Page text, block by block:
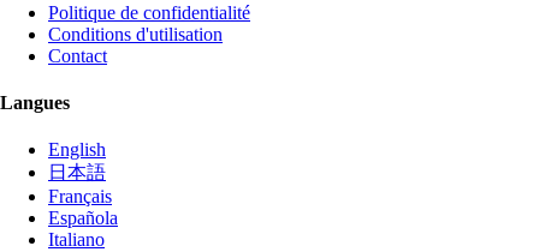
Politique de confidentialité
Conditions d'utilisation
Contact
Langues
English
日本語
Français
Española
Italiano